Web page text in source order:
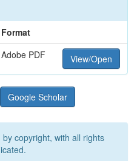
Format
Adobe PDF View/Open
Google Scholar
copyright, with all rights